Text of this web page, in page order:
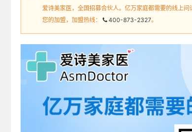
爱诗美家医，全国招募合伙人。亿万家庭都需要的线上
您的加盟，加盟热线：
400-873-2327。